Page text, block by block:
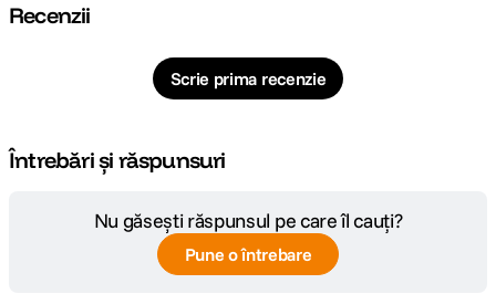
Recenzii
Scrie prima recenzie
Întrebări și răspunsuri
Nu găsești răspunsul pe care îl cauți?
Pune o întrebare